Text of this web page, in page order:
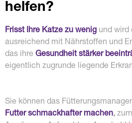
helfen?
Frisst Ihre Katze zu wenig und wird
ausreichend mit Nährstoffen und
das ihre Gesundheit stärker
eigentlich zugrunde liegende
Sie können das
Futter schmackhafter machen,